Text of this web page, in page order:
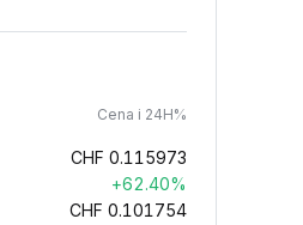
Cena i 24H%
CHF 0.115973
+62.40%
CHF 0.101754